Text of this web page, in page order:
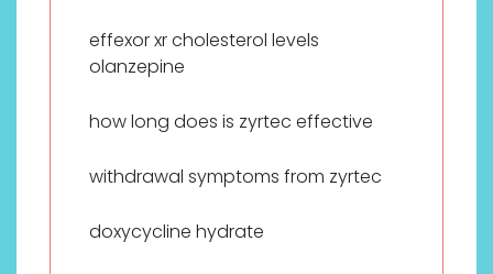
effexor xr cholesterol levels
olanzepine
how long does is zyrtec effective
withdrawal symptoms from zyrtec
doxycycline hydrate